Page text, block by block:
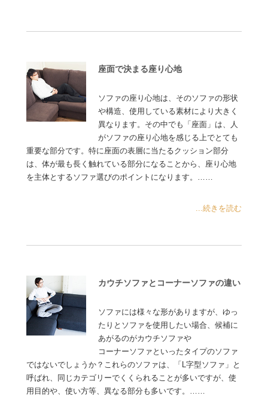
座面で決まる座り心地
ソファの座り心地は、そのソファの形状
や構造、使用している素材により大きく
異なります。その中でも「座面」は、人
がソファの座り心地を感じる上でとても
重要な部分です。特に座面の表層に当たるクッション部分
は、体が最も長く触れている部分になることから、座り心地
を主体とするソファ選びのポイントになります。……
...続きを読む
カウチソファとコーナーソファの違い
ソファには様々な形がありますが、ゆっ
たりとソファを使用したい場合、候補に
あがるのがカウチソファや
コーナーソファといったタイプのソファ
ではないでしょうか？これらのソファは、「L字型ソファ」と
呼ばれ、同じカテゴリーでくくられることが多いですが、使
用目的や、使い方等、異なる部分も多いです。……